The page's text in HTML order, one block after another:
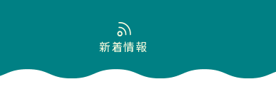
新着情報